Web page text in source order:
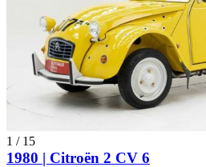
1 / 15
1980 | Citroën 2 CV 6